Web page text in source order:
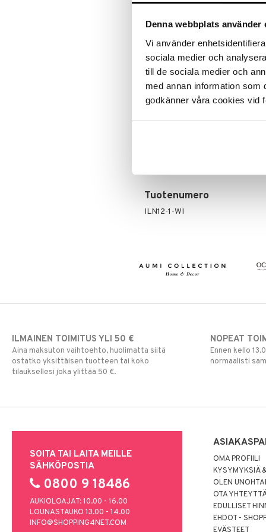
Denna webbplats använder
Vi använder
sociala medier och
till de sociala medier och
med annan information som
godkänner våra cookies vid
ALE - on aika
Tartu
nyt
Ale on
Näe
Tuotetieto
Peitto täytteellä joka on 900 gr
käytännölliseen
Tuotenumero
ILN12-1-WI
ILMAINEN TOIMITUS YLI 50 €
Aina maksuton vaihtoehto, huolimatta siitä
ostatko yksittäisen tuotteen tai koko
tilauksellesi joka ylittää 50 €.
NOPEAT
Ennen kello
normaalisti
SOITA TAI LAITA MEILLE
SÄHKÖPOSTIA
0800 9 18486
AUKIOLOAJAT: 10.00 - 16.00
LOUNASTAUKO 13.00 - 14.00
INFO@SHOPPING4NET.COM
OMA PROFIILI
KYSYMYKSIÄ
OLEN
OTA
EDULLISET
EHDOT -